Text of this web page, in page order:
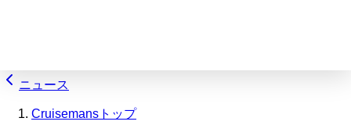
ニュース
Cruisemansトップ